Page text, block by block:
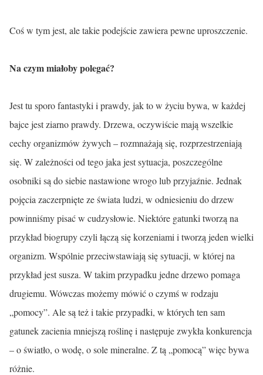
Coś w tym jest, ale takie podejście zawiera pewne uproszczenie.
Na czym miałoby polegać?
Jest tu sporo fantastyki i prawdy, jak to w życiu bywa, w każdej
bajce jest ziarno prawdy. Drzewa, oczywiście mają wszelkie
cechy organizmów żywych – rozmnażają się, rozprzestrzeniają
się. W zależności od tego jaka jest sytuacja, poszczególne
osobniki są do siebie nastawione wrogo lub przyjaźnie. Jednak
pojęcia zaczerpnięte ze świata ludzi, w odniesieniu do drzew
powinniśmy pisać w cudzysłowie. Niektóre gatunki tworzą na
przykład biogrupy czyli łączą się korzeniami i tworzą jeden wielki
organizm. Wspólnie przeciwstawiają się sytuacji, w której na
przykład jest susza. W takim przypadku jedne drzewo pomaga
drugiemu. Wówczas możemy mówić o czymś w rodzaju
„pomocy”. Ale są też i takie przypadki, w których ten sam
gatunek zacienia mniejszą roślinę i następuje zwykła konkurencja
– o światło, o wodę, o sole mineralne. Z tą „pomocą” więc bywa
różnie.